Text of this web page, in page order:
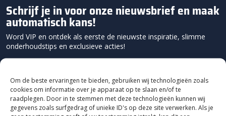
Om de beste ervaringen te bieden, gebruiken wij technologieën zoals
cookies om informatie over je apparaat op te slaan en/of te
raadplegen. Door in te stemmen met deze technologieën kunnen wij
gegevens zoals surfgedrag of unieke ID's op deze site verwerken. Als je
Schrijf je in voor onze nieuwsbrief en maak
automatisch kans!
Word VIP en ontdek als eerste de nieuwste inspiratie, slimme
onderhoudstips en exclusieve acties!